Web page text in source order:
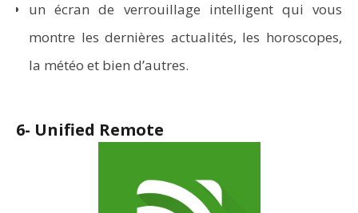
un écran de verrouillage intelligent qui vous
montre les dernières actualités, les horoscopes,
la météo et bien d’autres.
6- Unified Remote